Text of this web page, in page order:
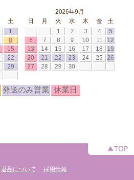
土
1
8
15
22
29
2026年9月
日
月 火 水 木 金
土
1
2 3 4
5
6
7 8 9 10 11
12
13
14 15 16 17 18
19
20
21 22 23 24 25
26
27
28 29 30
発送のみ営業 休業日
返品について 採用情報